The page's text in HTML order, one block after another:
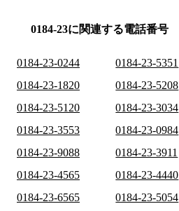
0184-23に関連する電話番号
0184-23-0244 0184-23-5351
0184-23-1820
0184-23-5208
0184-23-5120
0184-23-3034
0184-23-3553
0184-23-0984
0184-23-9088
0184-23-3911
0184-23-4565
0184-23-4440
0184-23-6565
0184-23-5054